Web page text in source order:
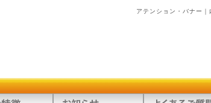
アテンション・バナー